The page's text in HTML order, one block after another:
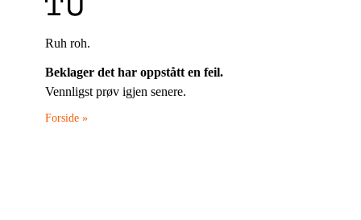
Ruh roh.
Beklager det har oppstått en feil.
Vennligst prøv igjen senere.
Forside »